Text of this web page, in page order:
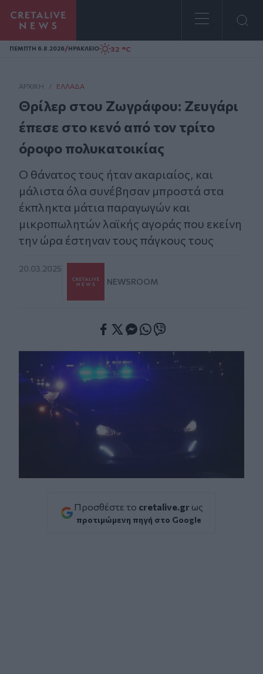
Homepage
ΠΕΜΠΤΗ 6.8.2026/ΗΡΑΚΛΕΙΟ 32 °C
ΑΡΧΙΚΗ / ΕΛΛΆΔΑ
Θρίλερ στου Ζωγράφου: Ζευγάρι
έπεσε στο κενό από τον τρίτο
όροφο πολυκατοικίας
Ο θάνατος τους ήταν ακαριαίος, και
μάλιστα όλα συνέβησαν μπροστά στα
έκπληκτα μάτια παραγωγών και
μικροπωλητών λαϊκής αγοράς που εκείνη
την ώρα έστηναν τους πάγκους τους
20.03.2025
NEWSROOM
Προσθέστε το cretalive.gr ως
προτιμώμενη πηγή στο Google